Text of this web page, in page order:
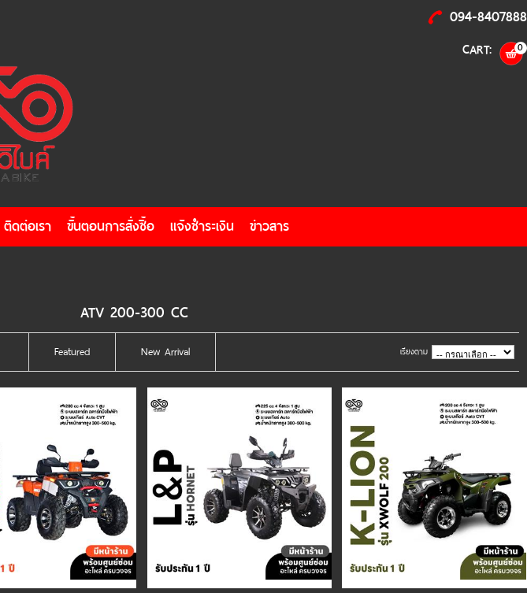
094-8407888
CART: 0
ติดต่อเรา ขั้นตอนการสั่งซื้อ แจ้งชำระเงิน ข่าวสาร
ATV 200-300 CC
Featured New Arrival เรียงตาม